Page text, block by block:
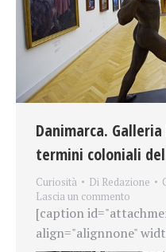
Danimarca.
termini coloniali
Curiosità Di Redazione
Lascia un commento
[caption
align="alignnone"